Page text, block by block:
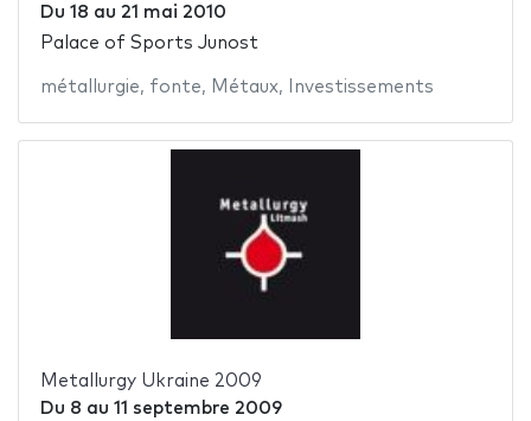
Du 18 au 21 mai 2010
Palace of Sports Junost
métallurgie, fonte, Métaux, Investissements
Metallurgy Ukraine 2009
Du 8 au 11 septembre 2009